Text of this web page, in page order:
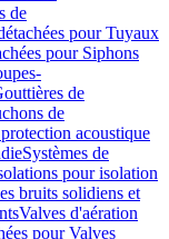
de
pour Tuyaux
pour Siphons
de
de
acoustique
Systèmes de
pour isolation
bruits solidiens et
Valves d'aération
pour Valves